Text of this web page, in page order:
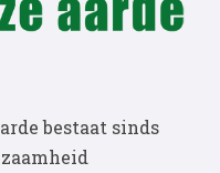
bestaat sinds